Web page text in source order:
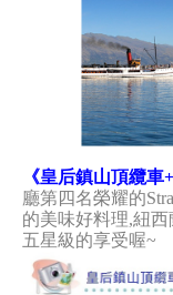
《皇后鎮山頂纜
廳第四名榮耀的
的美味好料理,紐
五星級的享受喔~